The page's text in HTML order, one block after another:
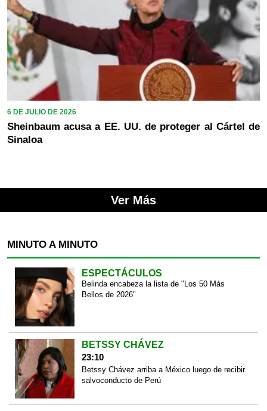
6 DE JULIO DE 2026
Sheinbaum acusa a EE. UU. de proteger al Cártel de
Sinaloa
Ver Más
MINUTO A MINUTO
ESPECTÁCULOS
Belinda encabeza la lista de "Los 50 Más
Bellos de 2026"
BETSSY CHÁVEZ
23:10
Betssy Chávez arriba a México luego de recibir
salvoconducto de Perú